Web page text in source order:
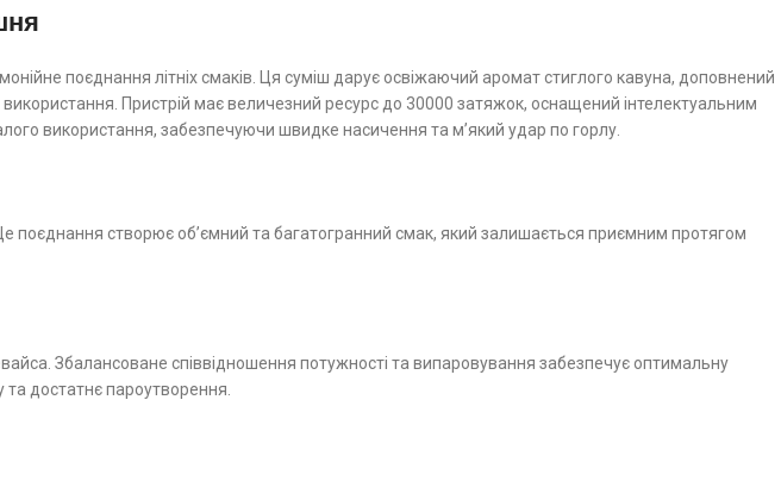
поєднання літніх смаків. Ця суміш дарує освіжаючий аромат стиглого кавуна, доповнений
Пристрій має величезний ресурс до 30000 затяжок, оснащений інтелектуальним
використання, забезпечуючи швидке насичення та м’який удар по горлу.
поєднання створює об’ємний та багатогранний смак, який залишається приємним протягом
Збалансоване співвідношення потужності та випаровування забезпечує оптимальну
достатнє пароутворення.